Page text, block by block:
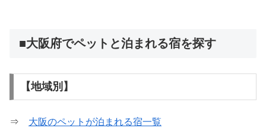
■大阪府でペットと泊まれる宿を探す
【地域別】
⇒ 大阪のペットが泊まれる宿一覧